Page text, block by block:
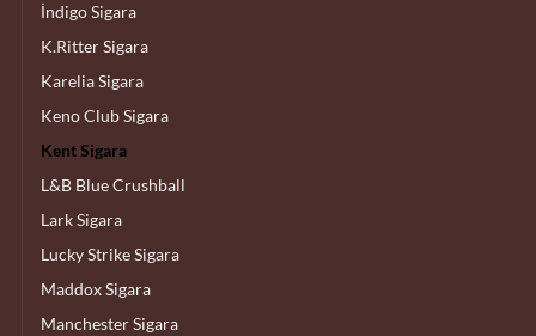
İndigo Sigara
K.Ritter Sigara
Karelia Sigara
Keno Club Sigara
Kent Sigara
L&B Blue Crushball
Lark Sigara
Lucky Strike Sigara
Maddox Sigara
Manchester Sigara